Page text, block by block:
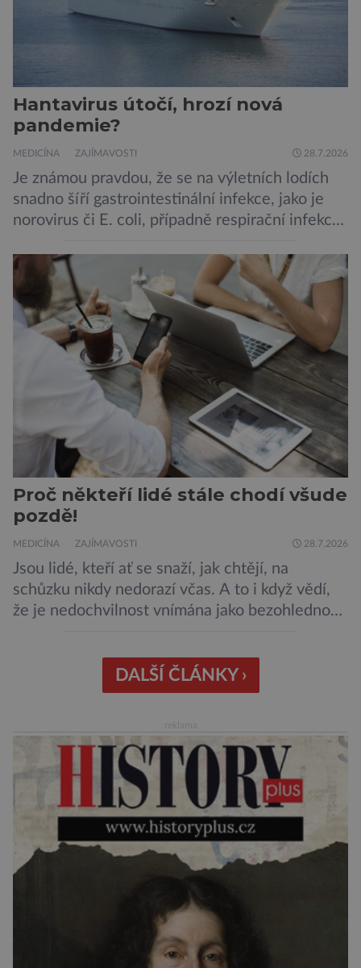
Hantavirus útočí, hrozí nová
pandemie?
MEDICÍNA ZAJÍMAVOSTI 28.7.2026
Je známou pravdou, že se na výletních lodích
snadno šíří gastrointestinální infekce, jako je
norovirus či E. coli, případně respirační infekce,
Ovšem slyšet o prvním ohnisku hantaviru na
výletní lodi bylo znepokojivé i pro odborníky.
Zdá se, že nebezpečí bylo prozatím zažehnáno.
Máme se bát nové pandemie? Hantavirus […]
Proč někteří lidé stále chodí všude
pozdě!
MEDICÍNA ZAJÍMAVOSTI 28.7.2026
Jsou lidé, kteří ať se snaží, jak chtějí, na
schůzku nikdy nedorazí včas. A to i když vědí,
že je nedochvilnost vnímána jako bezohlednost
chodí chronicky pozdě, možná úplně nemohou.
Jaké jsou nejčastější příčiny nedochvilnosti? A
DALŠÍ ČLÁNKY ›